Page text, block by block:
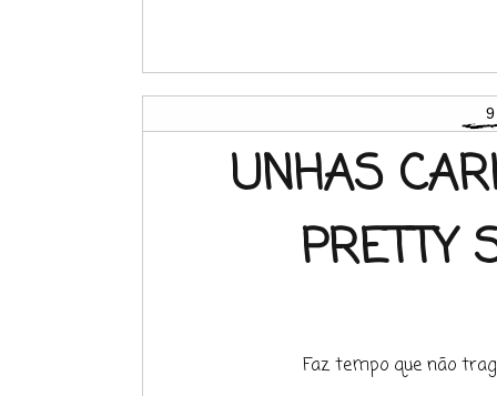
UNHAS
PRETTY
Faz tempo que não